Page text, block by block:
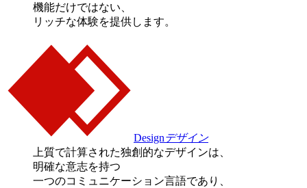
機能だけではない、
リッチな体験を提供します。
Designデザイン
上質で計算された独創的なデザインは、
明確な意志を持つ
一つのコミュニケーション言語であり、